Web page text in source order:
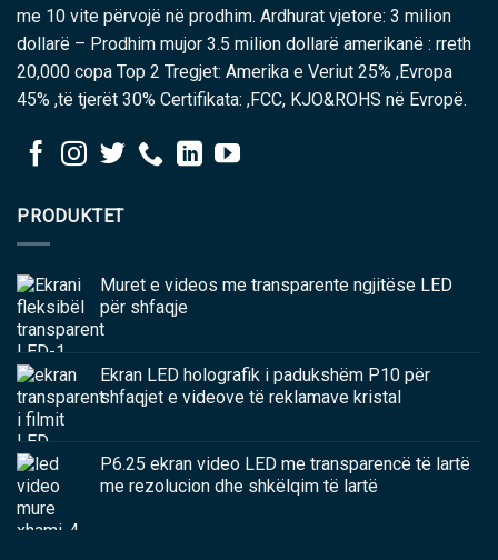
me 10 vite përvojë në prodhim. Ardhurat vjetore: 3 milion
dollarë – Prodhim mujor 3.5 milion dollarë amerikanë : rreth
20,000 copa Top 2 Tregjet: Amerika e Veriut 25% ,Evropa
45% ,të tjerët 30% Certifikata: ,FCC, KJO&ROHS në Evropë.
PRODUKTET
Muret e videos me transparente ngjitëse LED
për shfaqje
Ekran LED holografik i padukshëm P10 për
shfaqjet e videove të reklamave kristal
P6.25 ekran video LED me transparencë të lartë
me rezolucion dhe shkëlqim të lartë